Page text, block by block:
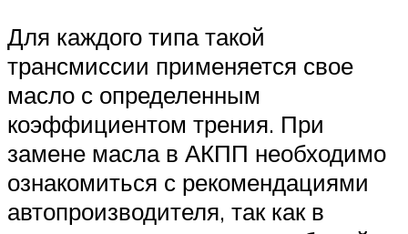
Для каждого типа такой
трансмиссии применяется свое
масло с определенным
коэффициентом трения. При
замене масла в АКПП необходимо
ознакомиться с рекомендациями
автопроизводителя, так как в